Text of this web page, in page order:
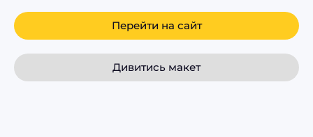
Перейти на сайт
Дивитись макет